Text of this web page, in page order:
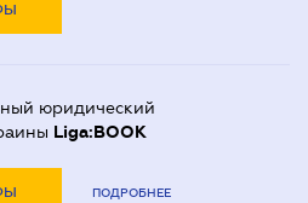
юридический
Liga:BOOK
ПОДРОБНЕЕ